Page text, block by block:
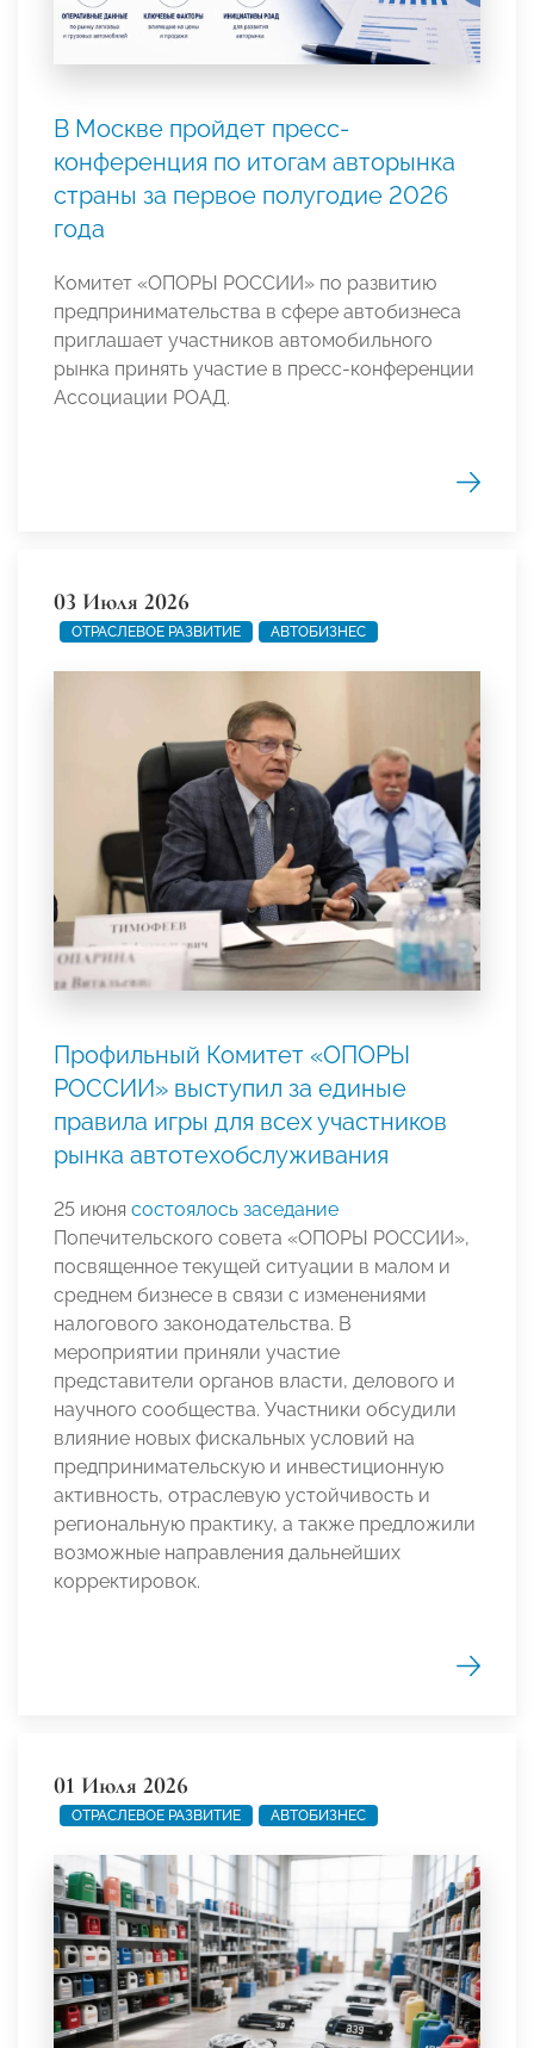
В Москве пройдет пресс-
конференция по итогам авторынка
страны за первое полугодие 2026
года
Комитет «ОПОРЫ РОССИИ» по развитию
предпринимательства в сфере автобизнеса
приглашает участников автомобильного
рынка принять участие в пресс-конференции
Ассоциации РОАД.
03 Июля 2026
ОТРАСЛЕВОЕ РАЗВИТИЕ АВТОБИЗНЕС
Профильный Комитет «ОПОРЫ
РОССИИ» выступил за единые
правила игры для всех участников
рынка автотехобслуживания
25 июня состоялось заседание
Попечительского совета «ОПОРЫ РОССИИ»,
посвященное текущей ситуации в малом и
среднем бизнесе в связи с изменениями
налогового законодательства. В
мероприятии приняли участие
представители органов власти, делового и
научного сообщества. Участники обсудили
влияние новых фискальных условий на
предпринимательскую и инвестиционную
активность, отраслевую устойчивость и
региональную практику, а также предложили
возможные направления дальнейших
корректировок.
01 Июля 2026
ОТРАСЛЕВОЕ РАЗВИТИЕ АВТОБИЗНЕС